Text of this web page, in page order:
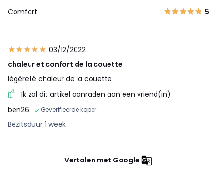
Comfort 5
03/12/2022
chaleur et confort de la couette
légèreté chaleur de la couette
Ik zal dit artikel aanraden aan een vriend(in)
ben26
Geverifieerde koper
Bezitsduur 1 week
Vertalen met Google